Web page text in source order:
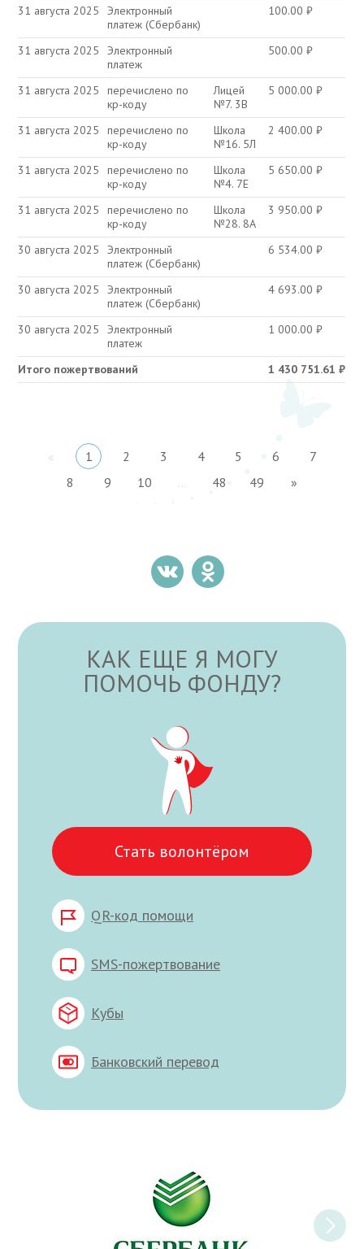
31 августа 2025
Электронный
платеж (Сбербанк)
100.00₽
31 августа 2025
Электронный
платеж
500.00₽
31 августа 2025
перечислено по
кр-коду
Лицей
№7. 3В
5 000.00₽
31 августа 2025
перечислено по
кр-коду
Школа
№16. 5Л
2 400.00₽
31 августа 2025
перечислено по
кр-коду
Школа
№4. 7Е
5 650.00₽
31 августа 2025
перечислено по
кр-коду
Школа
№28. 8А
3 950.00₽
30 августа 2025
Электронный
платеж (Сбербанк)
6 534.00₽
30 августа 2025
Электронный
платеж (Сбербанк)
4 693.00₽
30 августа 2025
Электронный
платеж
1 000.00₽
Итого пожертвований 1 430 751.61₽
« 1 2 3 4 5 6
7
8
9 10 ... 48 49 »
КАК ЕЩЕ Я МОГУ
ПОМОЧЬ ФОНДУ?
Стать волонтёром
QR-код помощи
SMS-пожертвование
Кубы
Банковский перевод